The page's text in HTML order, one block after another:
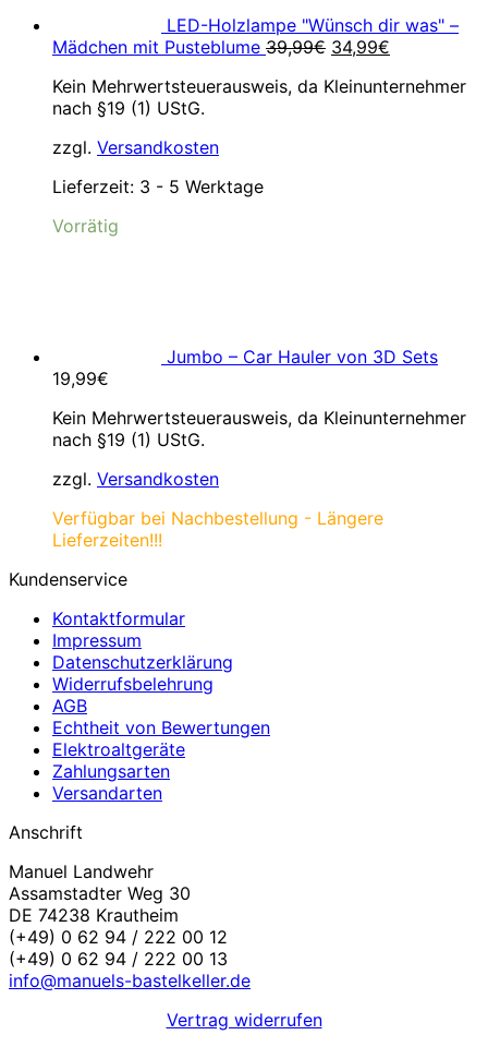
LED-Holzlampe "Wünsch dir was" –
Mädchen mit Pusteblume 39,99€ Ursprünglicher
war:
34,99€
ist:
Kein Mehrwertsteuerausweis, da Kleinunternehmer
nach §19 (1) UStG.
zzgl. Versandkosten
Lieferzeit: 3 - 5 Werktage
Vorrätig
Jumbo – Car Hauler von 3D Sets
19,99€
Kein Mehrwertsteuerausweis, da Kleinunternehmer
nach §19 (1) UStG.
zzgl. Versandkosten
Verfügbar bei Nachbestellung - Längere
Lieferzeiten!!!
Kundenservice
Kontaktformular
Impressum
Datenschutzerklärung
Widerrufsbelehrung
AGB
Echtheit von Bewertungen
Elektroaltgeräte
Zahlungsarten
Versandarten
Anschrift
Manuel Landwehr
Assamstadter Weg 30
DE 74238 Krautheim
(+49) 0 62 94 / 222 00 12
(+49) 0 62 94 / 222 00 13
info@manuels-bastelkeller.de
Vertrag widerrufen